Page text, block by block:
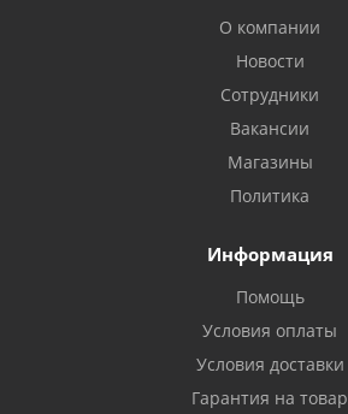
О компании
Новости
Сотрудники
Вакансии
Магазины
Политика
Информация
Помощь
Условия оплаты
Условия доставки
Гарантия на товар